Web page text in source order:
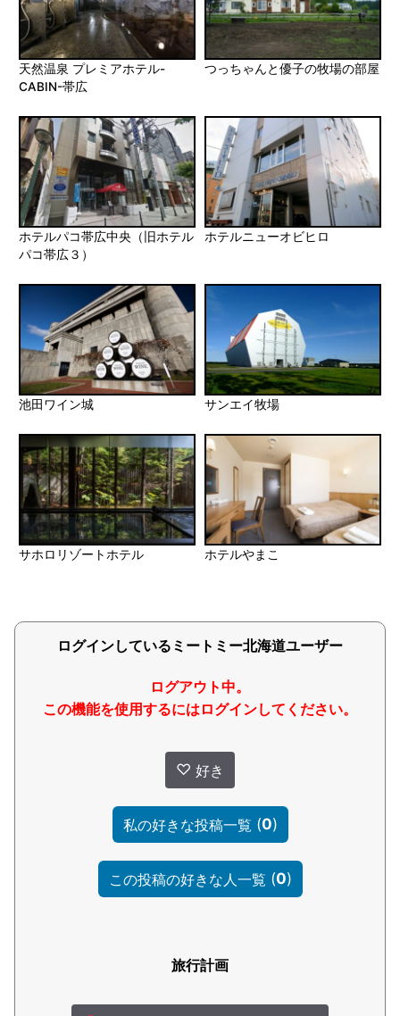
天然温泉 プレミアホテル-
CABIN-帯広
つっちゃんと優子の牧場の部屋
ホテルパコ帯広中央（旧ホテル
パコ帯広３）
ホテルニューオビヒロ
池田ワイン城 サンエイ牧場
サホロリゾートホテル ホテルやまこ
ログインしているミートミー北海道ユーザー
ログアウト中。
この機能を使用するにはログインしてください。
♡ 好き
私の好きな投稿一覧 (0)
この投稿の好きな人一覧 (0)
旅行計画